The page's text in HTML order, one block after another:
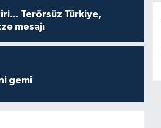
Terörsüz Türkiye,
mesajı
gemi